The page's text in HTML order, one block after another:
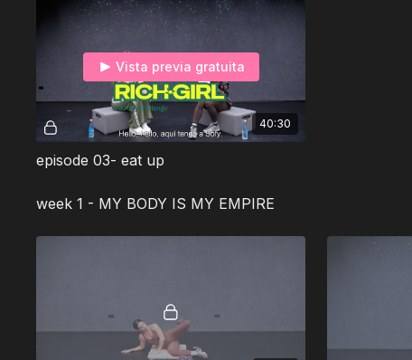
40:30
Vista previa gratuita
episode 03- eat up
week 1 - MY BODY IS MY EMPIRE